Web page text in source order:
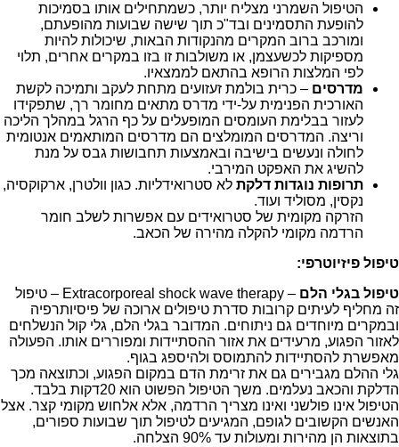
הטיפול השמרני מצליח יותר, כשמתחילים אותו בסמיכות
להופעת התסמינים ובד"כ תוך שישה שבועות מהופעתם,
ומורכב ברוב המקרים מהנקודות הבאות, שיכולות להיות
מספיקות לכשעצמן, או משולבות זו בזו במקרים אחרים, תלוי
לפי המלצות הרופא בהתאם לממצאיו.
מדרסים – כרית בולמת זעזועים מתחת לעקב ותמיכה לקשת
האורכית הפנימית על-ידי מדרס מתאים מחומר רך, שתפקידו
לעזור בבלימת העומסים המופעלים על כף הרגל במהלך הליכה
וריצה. המדרסים המומלצים הם מדרסים המותאמים אנטומית
לחולה ונעשים בישיבה ובאמצעות תחבושות גבס על מנת
להשיג את האפקט המירבי.
תרופות נוגדות דלקת לא סטרואידליות. כגון וולטרן, ארקוקסיה,
נקסין, מסוליד ועוד.
הזרקה מקומית של סטרואידים עם אפשרות לשלב חומר
הרדמה מקומי להקלה מהירה של הכאב.
טיפול פיזיוטרפי:
טיפול בגלי הלם
– Extracorporeal shock wave therapy – טיפול
זה מחליף לעיתים קרובות סדרת טיפולים ארוכה של פיסיותרפיה
ובמקרים מיוחדים גם ניתוחים. המדובר בגלי הלם, גלי קול הנשלחים
לאזור הפגוע, מרעידים את אזור ההסתיידות ומפוררים אותו. הפעולה
מאפשרת להסתיידות להתמוסס ולהיספג בגוף.
גלי ההלם מגבירים גם את זרימת הדם במקום הפגוע, וכתוצאה מכך
הדלקת והכאב נעלמים. משך הטיפול הפשוט הוא 20דקות בלבד.
הטיפול אינו פולשני ואינו מצריך הרדמה, אלא אלחוש מקומי קצר. אצל
האנשים הקשובים לגופם, המגיעים לטיפול תוך שבועות ספורים,
בתוצאות הן מהירות ומעולות עד 90% הצלחה.